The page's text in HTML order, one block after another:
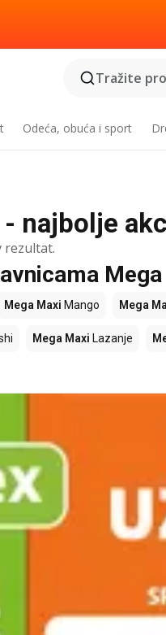
Tražite
Odeća, obuća i sport
najbolje
rezultat.
Mega Maxi Mango Mega
Mega Maxi Lazanje